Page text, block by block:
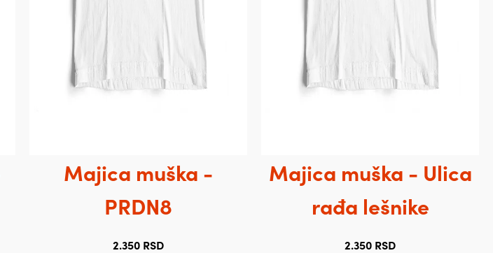
Majica muška -
PRDN8
Majica muška - Ulica
rađa lešnike
2.350 RSD 2.350 RSD